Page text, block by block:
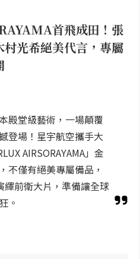
首飛成田！張
光希絕美代言，專屬
殿堂級藝術，一場顛覆
登場！星宇航空攜手大
AIRSORAYAMA」金
不僅有絕美專屬備品，
前衛大片，準備讓全球
。